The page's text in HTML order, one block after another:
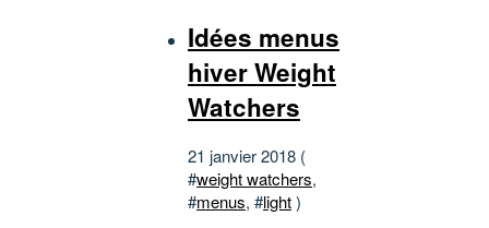
Idées menus
hiver Weight
Watchers
21 janvier 2018 (
#weight watchers,
#menus, #light)